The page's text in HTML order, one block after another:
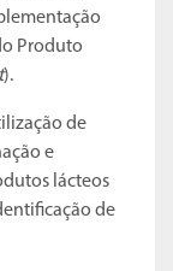
Produto
).
de
e
lácteos
de